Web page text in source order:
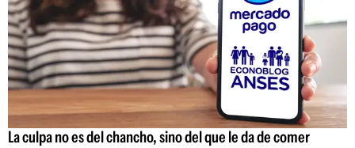
La culpa no es del chancho, sino del que le da de comer